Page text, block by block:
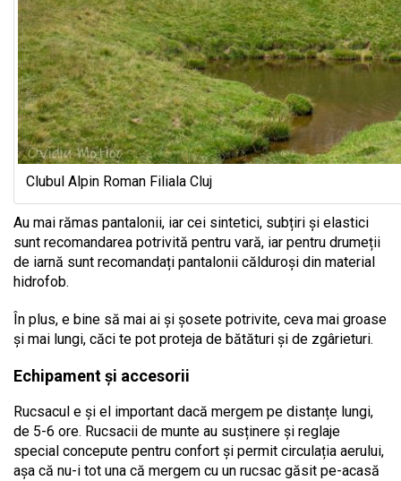
Clubul Alpin Roman Filiala Cluj
Au mai rămas pantalonii, iar cei sintetici, subțiri și elastici
sunt recomandarea potrivită pentru vară, iar pentru drumeții
de iarnă sunt recomandați pantalonii călduroși din material
hidrofob.
În plus, e bine să mai ai și șosete potrivite, ceva mai groase
și mai lungi, căci te pot proteja de bătături și de zgârieturi.
Echipament și accesorii
Rucsacul e și el important dacă mergem pe distanțe lungi,
de 5-6 ore. Rucsacii de munte au susținere și reglaje
special concepute pentru confort și permit circulația aerului,
așa că nu-i tot una că mergem cu un rucsac găsit pe-acasă